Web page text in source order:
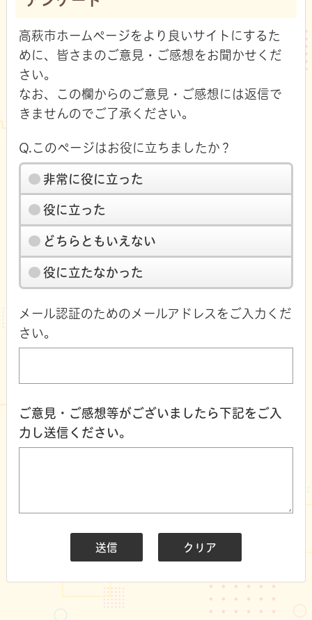
高萩市ホームページをより良いサイトにするた
めに、皆さまのご意見・ご感想をお聞かせくだ
さい。
なお、この欄からのご意見・ご感想には返信で
きませんのでご了承ください。
Q.このページはお役に立ちましたか？
非常に役に立った
役に立った
どちらともいえない
役に立たなかった
メール認証のためのメールアドレスをご入力くだ
さい。
ご意見・ご感想等がございましたら下記をご入
力し送信ください。